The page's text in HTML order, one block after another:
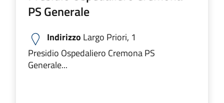
PS Generale
Indirizzo Largo Priori, 1
Presidio Ospedaliero Cremona PS
Generale...